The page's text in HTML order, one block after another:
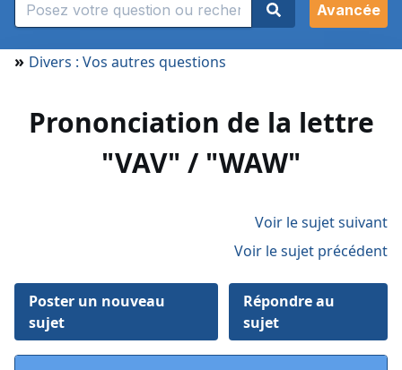
Avancée
» Divers : Vos autres questions
Prononciation de la lettre
"VAV" / "WAW"
Voir le sujet suivant
Voir le sujet précédent
Poster un nouveau
sujet
Répondre au
sujet